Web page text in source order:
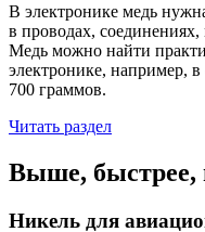
В электронике медь
в проводах,
Медь можно найти
электронике, например, в
700 граммов.
Читать раздел
Выше, быстрее,
Никель для